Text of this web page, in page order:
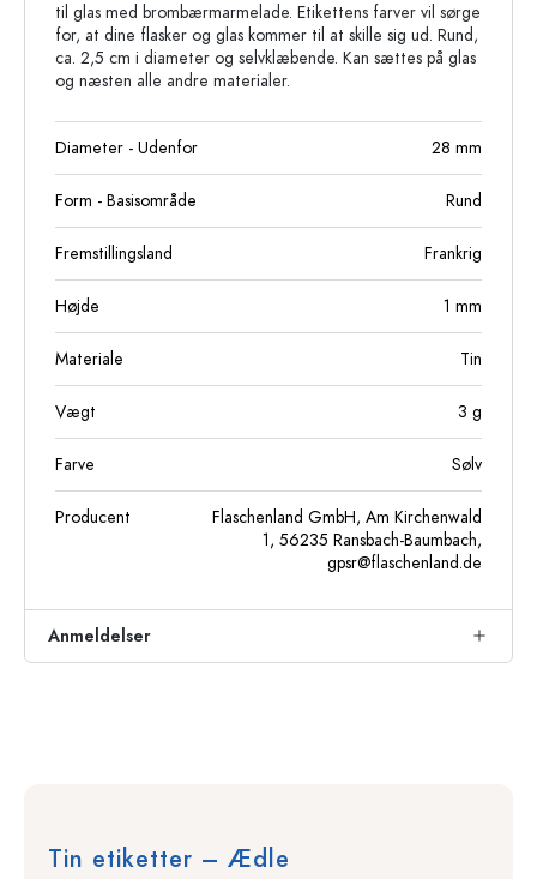
til glas med brombærmarmelade. Etikettens farver vil sørge
for, at dine flasker og glas kommer til at skille sig ud. Rund,
ca. 2,5 cm i diameter og selvklæbende. Kan sættes på glas
og næsten alle andre materialer.
Diameter - Udenfor 28 mm
Form - Basisområde Rund
Fremstillingsland Frankrig
Højde 1 mm
Materiale Tin
Vægt 3 g
Farve Sølv
Producent
Flaschenland GmbH, Am Kirchenwald
1, 56235 Ransbach-Baumbach,
gpsr@flaschenland.de
Anmeldelser
Tin etiketter – Ædle